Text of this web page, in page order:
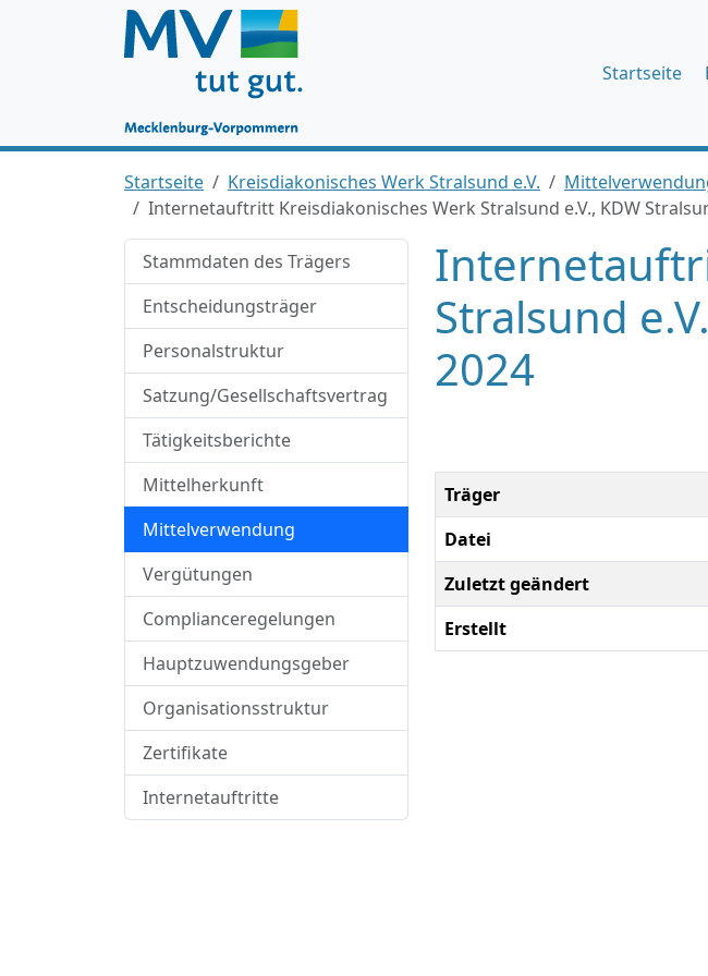
Startseite
Startseite Kreisdiakonisches Werk Stralsund e.V.
Internetauftritt Kreisdiakonisches Werk Stralsund e.V., KDW
Stammdaten des Trägers
Entscheidungsträger
Personalstruktur
Satzung/Gesellschaftsvertrag
Tätigkeitsberichte
Mittelherkunft
Mittelverwendung
Vergütungen
Complianceregelungen
Hauptzuwendungsgeber
Organisationsstruktur
Zertifikate
Internetauftritte
Stralsund
2024
Träger
Datei
Zuletzt geändert
Erstellt